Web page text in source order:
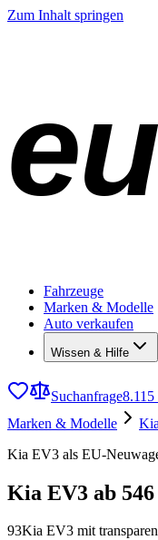
Zum Inhalt springen
Fahrzeuge
Marken & Modelle
Auto verkaufen
Wissen & Hilfe
Suchanfrage8.115
Marken & Modelle
Kia
Kia EV3 als EU-
Kia EV3 ab
93Kia EV3 mit